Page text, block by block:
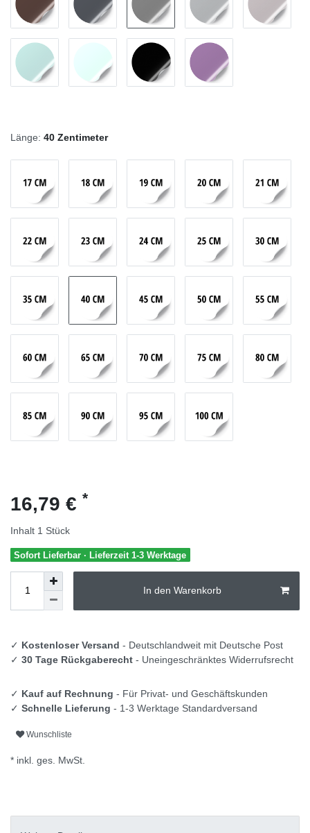
Länge: 40 Zentimeter
16,79 € *
Inhalt 1 Stück
Sofort Lieferbar · Lieferzeit 1-3 Werktage
In den Warenkorb
✓ Kostenloser Versand - Deutschlandweit mit Deutsche Post
✓ 30 Tage Rückgaberecht - Uneingeschränktes Widerrufsrecht
✓ Kauf auf Rechnung - Für Privat- und Geschäftskunden
✓ Schnelle Lieferung - 1-3 Werktage Standardversand
Wunschliste
* inkl. ges. MwSt.